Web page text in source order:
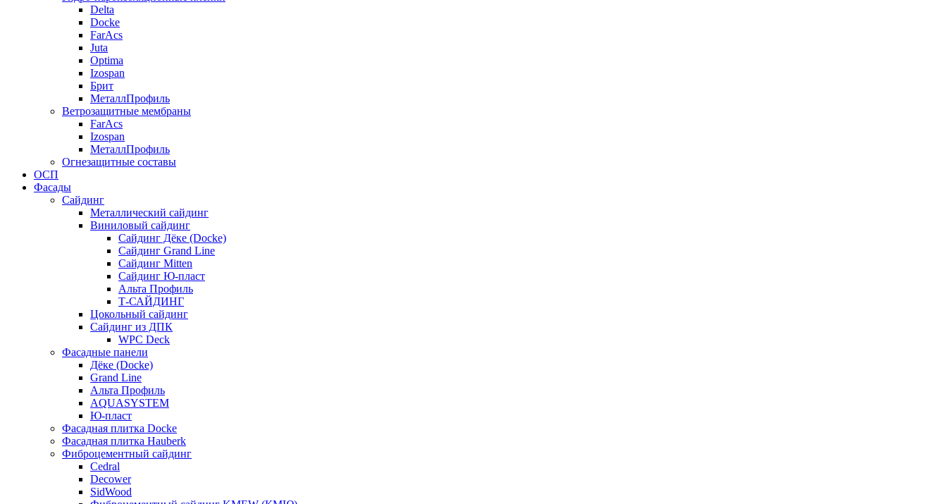
Delta
Docke
FarAcs
Juta
Optima
Izospan
Брит
МеталлПрофиль
Ветрозащитные мембраны
FarAcs
Izospan
МеталлПрофиль
Огнезащитные составы
ОСП
Фасады
Сайдинг
Металлический сайдинг
Виниловый сайдинг
Сайдинг Дёке (Docke)
Сайдинг Grand Line
Сайдинг Mitten
Сайдинг Ю-пласт
Альта Профиль
Т-САЙДИНГ
Цокольный сайдинг
Сайдинг из ДПК
WPC Deck
Фасадные панели
Дёке (Docke)
Grand Line
Альта Профиль
AQUASYSTEM
Ю-пласт
Фасадная плитка Docke
Фасадная плитка Hauberk
Фиброцементный сайдинг
Cedral
Decower
SidWood